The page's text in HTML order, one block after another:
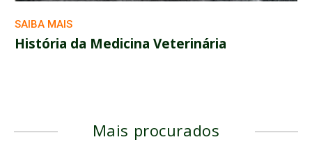
SAIBA MAIS
História da Medicina Veterinária
Mais procurados